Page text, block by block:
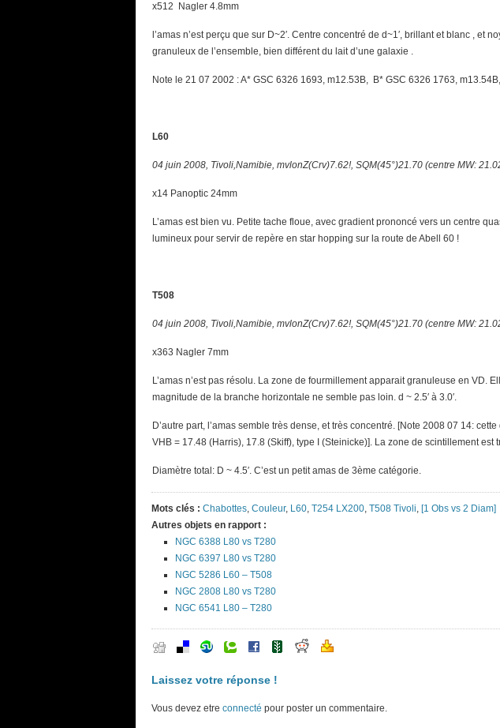
x512 Nagler 4.8mm
l’amas n’est perçu que sur D~2′. Centre concentré de d~1′, brillant et blanc , et
granuleux de l’ensemble, bien différent du lait d’une galaxie .
Note le 21 07 2002 : A* GSC 6326 1693, m12.53B, B* GSC 6326 1763,
L60
04 juin 2008, Tivoli,Namibie, mvlonZ(Crv)7.62!, SQM(45°)21.70 (centre MW:
x14 Panoptic 24mm
L’amas est bien vu. Petite tache floue, avec gradient prononcé vers un centre
lumineux pour servir de repère en star hopping sur la route de Abell 60 !
T508
04 juin 2008, Tivoli,Namibie, mvlonZ(Crv)7.62!, SQM(45°)21.70 (centre MW:
x363 Nagler 7mm
L’amas n’est pas résolu. La zone de fourmillement apparait granuleuse en VD.
magnitude de la branche horizontale ne semble pas loin. d ~ 2.5′ à 3.0′.
D’autre part, l’amas semble très dense, et très concentré. [Note 2008 07 14:
VHB = 17.48 (Harris), 17.8 (Skiff), type I (Steinicke)]. La zone de scintillement est
Diamètre total: D ~ 4.5′. C’est un petit amas de 3ème catégorie.
Mots clés : Chabottes, Couleur, L60, T254 LX200, T508 Tivoli, [1 Obs vs 2 Diam]
Autres objets en rapport :
NGC 6388 L80 vs T280
NGC 6397 L80 vs T280
NGC 5286 L60 – T508
NGC 2808 L80 vs T280
NGC 6541 L80 – T280
Laissez votre réponse !
Vous devez etre connecté pour poster un commentaire.